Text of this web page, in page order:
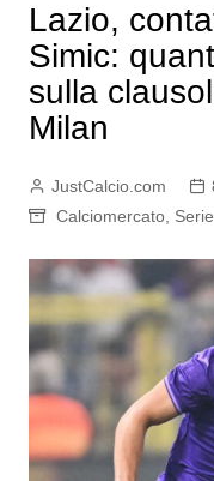
Lazio,
Simic:
sulla
Milan
JustCalcio.com
Calciomercato,